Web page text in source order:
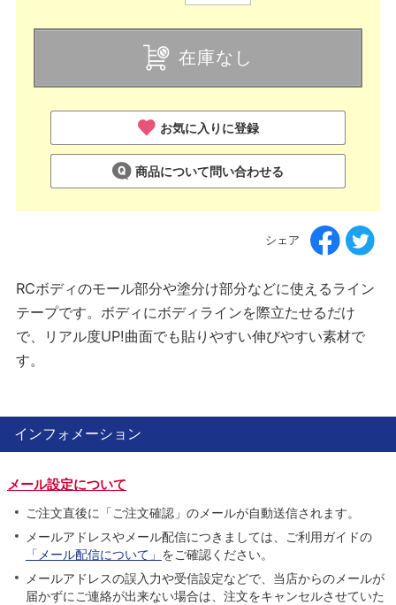
在庫なし
お気に入りに登録
商品について問い合わせる
シェア
RCボディのモール部分や塗分け部分などに使えるライン
テープです。ボディにボディラインを際立たせるだけ
で、リアル度UP!曲面でも貼りやすい伸びやすい素材で
す。
インフォメーション
メール設定について
ご注文直後に「ご注文確認」のメールが自動送信されます。
メールアドレスやメール配信につきましては、ご利用ガイドの
「メール配信について」 をご確認ください。
メールアドレスの誤入力や受信設定などで、当店からのメールが
届かずにご連絡が出来ない場合は、注文をキャンセルさせていた